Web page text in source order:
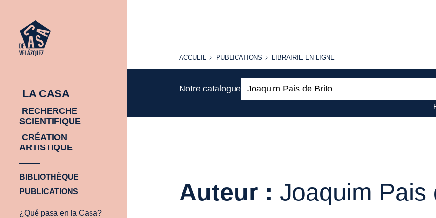
LA CASA
RECHERCHE
SCIENTIFIQUE
CRÉATION
ARTISTIQUE
BIBLIOTHÈQUE
PUBLICATIONS
¿Qué pasa en la Casa?
ACCUEIL
ACCUEIL PUBLICATIONS
PUBLICATIONS
LIBRAIRIE
LIBRAIRIE EN LIGNE
Notre catalogue:
Auteur : Joaquim Pais